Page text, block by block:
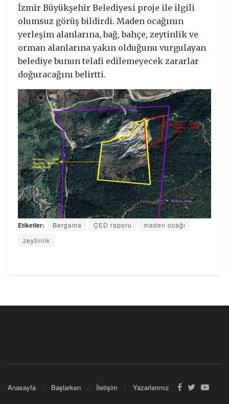
İzmir Büyükşehir Belediyesi proje ile ilgili
olumsuz görüş bildirdi. Maden ocağının
yerleşim alanlarına, bağ, bahçe, zeytinlik ve
orman alanlarına yakın olduğunu vurgulayan
belediye bunun telafi edilemeyecek zararlar
doğuracağını belirtti.
Etiketler: Bergama ÇED raporu
maden ocağı
zeytinlik
Anasayfa Başlarken İletişim Yazarlarımız